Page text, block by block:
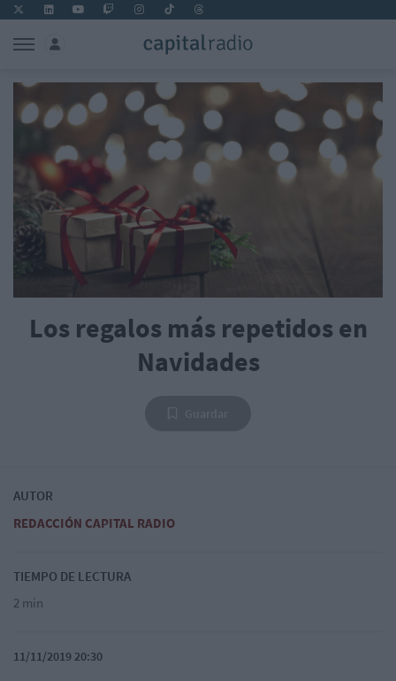
Los regalos más repetidos en
Navidades
AUTOR
REDACCIÓN CAPITAL RADIO
TIEMPO DE LECTURA
2 min
11/11/2019 20:30